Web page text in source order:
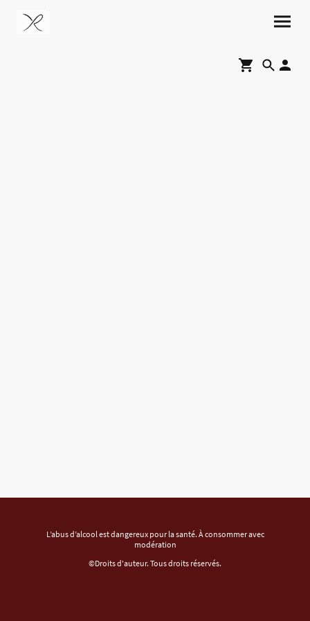
L’abus d’alcool est dangereux pour la santé. À consommer avec
modération
©Droits d'auteur. Tous droits réservés.